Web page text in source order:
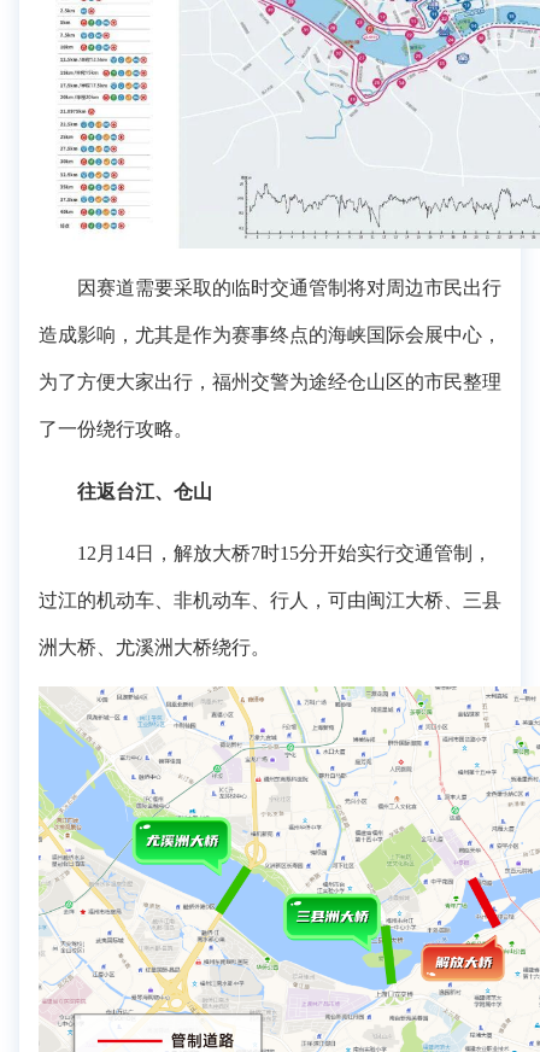
因赛道需要采取的临时交通管制将对周边市民出行
造成影响，尤其是作为赛事终点的海峡国际会展中心，
为了方便大家出行，福州交警为途经仓山区的市民整理
了一份绕行攻略。
往返台江、仓山
12月14日，解放大桥7时15分开始实行交通管制，
过江的机动车、非机动车、行人，可由闽江大桥、三县
洲大桥、尤溪洲大桥绕行。